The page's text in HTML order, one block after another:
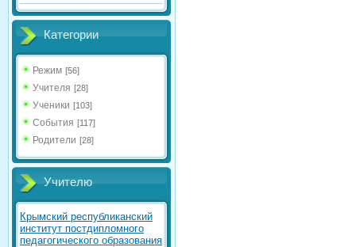
Категории
Режим [56]
Учителя [28]
Ученики [103]
События [117]
Родители [28]
Учителю
Крымский республиканский
институт постдипломного
педагогического образования